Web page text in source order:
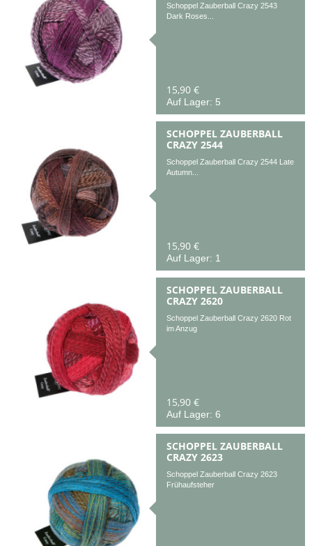
Schoppel Zauberball Crazy 2543
Dark Roses...
15,90 €
Auf Lager: 5
SCHOPPEL ZAUBERBALL
CRAZY 2544
Schoppel Zauberball Crazy 2544 Late
Autumn...
15,90 €
Auf Lager: 1
SCHOPPEL ZAUBERBALL
CRAZY 2620
Schoppel Zauberball Crazy 2620 Rot
im Anzug
15,90 €
Auf Lager: 6
SCHOPPEL ZAUBERBALL
CRAZY 2623
Schoppel Zauberball Crazy 2623
Frühaufsteher